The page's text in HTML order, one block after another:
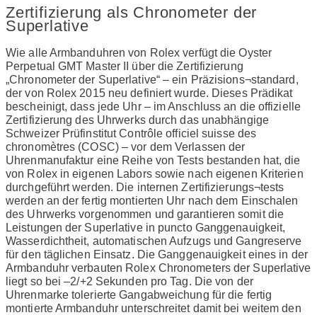
Zertifizierung als Chronometer der
Superlative
Wie alle Armbanduhren von Rolex verfügt die Oyster
Perpetual GMT Master II über die Zertifizierung
„Chronometer der Superlative“ – ein Präzisions¬standard,
der von Rolex 2015 neu definiert wurde. Dieses Prädikat
bescheinigt, dass jede Uhr – im Anschluss an die offizielle
Zertifizierung des Uhrwerks durch das unabhängige
Schweizer Prüfinstitut Contrôle officiel suisse des
chronomètres (COSC) – vor dem Verlassen der
Uhrenmanufaktur eine Reihe von Tests bestanden hat, die
von Rolex in eigenen Labors sowie nach eigenen Kriterien
durchgeführt werden. Die internen Zertifizierungs¬tests
werden an der fertig montierten Uhr nach dem Einschalen
des Uhrwerks vorgenommen und garantieren somit die
Leistungen der Superlative in puncto Ganggenauigkeit,
Wasserdichtheit, automatischen Aufzugs und Gangreserve
für den täglichen Einsatz. Die Ganggenauigkeit eines in der
Armbanduhr verbauten Rolex Chronometers der Superlative
liegt so bei –2/+2 Sekunden pro Tag. Die von der
Uhrenmarke tolerierte Gangabweichung für die fertig
montierte Armbanduhr unterschreitet damit bei weitem den